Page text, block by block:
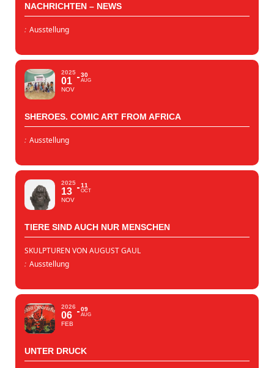
NACHRICHTEN – NEWS
: Ausstellung
2025
01
NOV
30
AUG
SHEROES. COMIC ART FROM AFRICA
: Ausstellung
2025
13
NOV
11
OCT
TIERE SIND AUCH NUR MENSCHEN
SKULPTUREN VON AUGUST GAUL
: Ausstellung
2026
06
FEB
09
AUG
UNTER DRUCK